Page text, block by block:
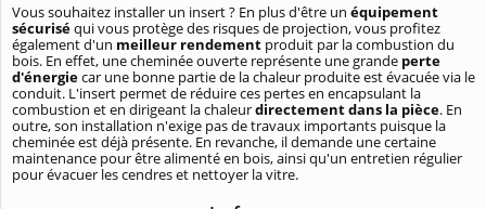
Vous souhaitez installer un insert ? En plus d'être un équipement
sécuriséqui vous protège des risques de projection, vous profitez
également d'un meilleur rendement produit par la combustion du
bois. En effet, une cheminée ouverte représente une grande perte
d'énergiecar une bonne partie de la chaleur produite est évacuée via le
conduit. L'insert permet de réduire ces pertes en encapsulant la
combustion et en dirigeant la chaleurdirectement dans la pièce. En
outre, son installation n'exige pas de travaux importants puisque la
cheminée est déjà présente. En revanche, il demande une certaine
maintenance pour être alimenté en bois, ainsi qu'un entretien régulier
pour évacuer les cendres et nettoyer la vitre.